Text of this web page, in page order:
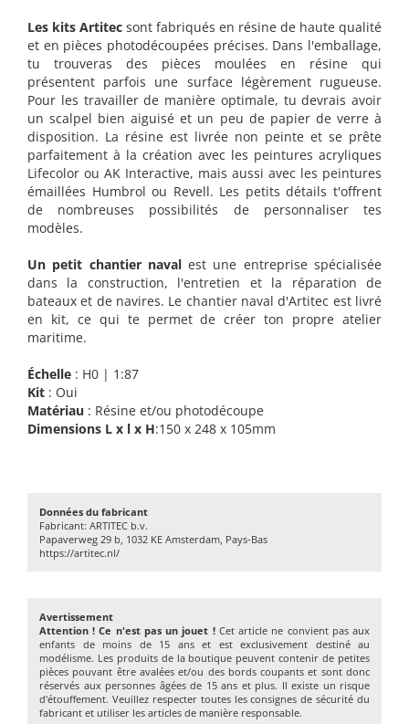
Les kits Artitec sont fabriqués en résine de haute qualité
et en pièces photodécoupées précises. Dans l'emballage,
tu trouveras des pièces moulées en résine qui
présentent parfois une surface légèrement rugueuse.
Pour les travailler de manière optimale, tu devrais avoir
un scalpel bien aiguisé et un peu de papier de verre à
disposition. La résine est livrée non peinte et se prête
parfaitement à la création avec les peintures acryliques
Lifecolor ou AK Interactive, mais aussi avec les peintures
émaillées Humbrol ou Revell. Les petits détails t'offrent
de nombreuses possibilités de personnaliser tes
modèles.
Un petit chantier navalest une entreprise spécialisée
dans la construction, l'entretien et la réparation de
bateaux et de navires. Le chantier naval d'Artitec est livré
en kit, ce qui te permet de créer ton propre atelier
maritime.
Échelle : H0 | 1:87
Kit : Oui
Matériau : Résine et/ou photodécoupe
Dimensions L x l x H:150 x 248 x 105mm
Données du fabricant
Fabricant: ARTITEC b.v.
Papaverweg 29 b, 1032 KE Amsterdam, Pays-Bas
https://artitec.nl/
Avertissement
Attention ! Ce n'est pas un jouet ! Cet article ne convient pas aux
enfants de moins de 15 ans et est exclusivement destiné au
modélisme. Les produits de la boutique peuvent contenir de petites
pièces pouvant être avalées et/ou des bords coupants et sont donc
réservés aux personnes âgées de 15 ans et plus. Il existe un risque
d'étouffement. Veuillez respecter toutes les consignes de sécurité du
fabricant et utiliser les articles de manière responsable.